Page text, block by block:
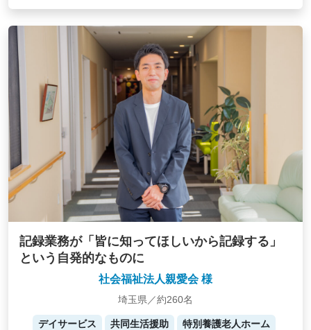
記録業務が「皆に知ってほしいから記録する」
という自発的なものに
社会福祉法人親愛会 様
埼玉県／約260名
デイサービス 共同生活援助
特別養護老人ホーム